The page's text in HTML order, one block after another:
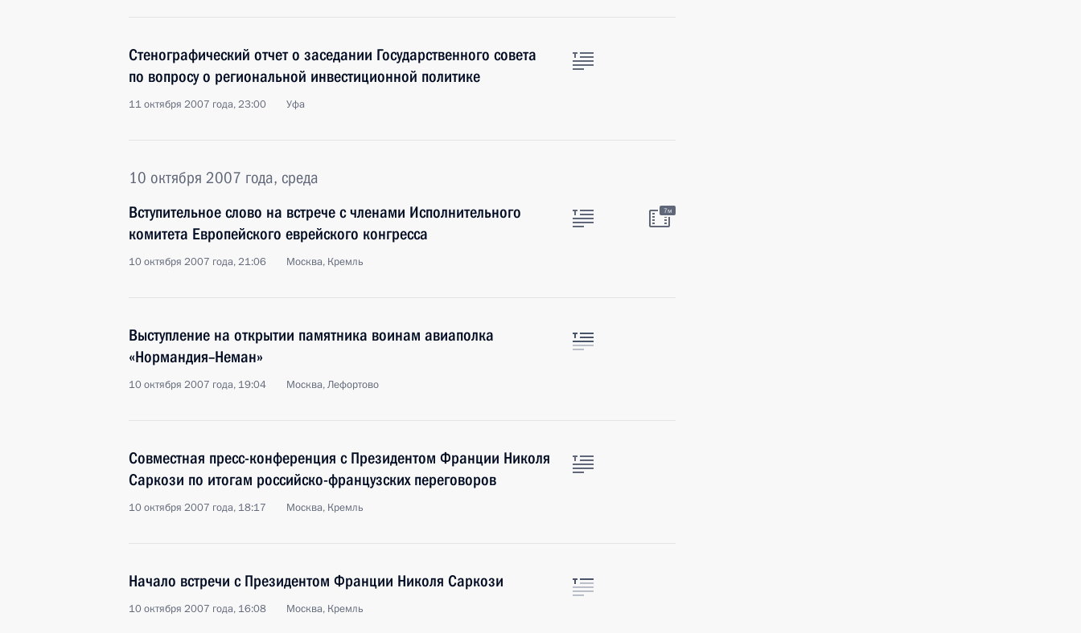
Стенографический отчет о заседании Государственного совета
по вопросу о региональной инвестиционной политике
11 октября 2007 года, 23:00 Уфа
10 октября 2007 года, среда
Вступительное слово на встрече с членами Исполнительного
комитета Европейского еврейского конгресса
10 октября 2007 года, 21:06 Москва, Кремль
7м
Выступление на открытии памятника воинам авиаполка
«Нормандия–Неман»
10 октября 2007 года, 19:04 Москва, Лефортово
Совместная пресс-конференция с Президентом Франции Николя
Саркози по итогам российско-французских переговоров
10 октября 2007 года, 18:17 Москва, Кремль
Начало встречи с Президентом Франции Николя Саркози
10 октября 2007 года, 16:08 Москва, Кремль